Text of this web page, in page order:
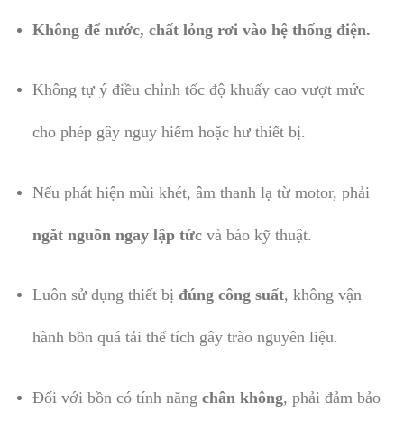
Không để nước, chất lỏng rơi vào hệ thống điện.
Không tự ý điều chỉnh tốc độ khuấy cao vượt mức
cho phép gây nguy hiểm hoặc hư thiết bị.
Nếu phát hiện mùi khét, âm thanh lạ từ motor, phải
ngắt nguồn ngay lập tứcvà báo kỹ thuật.
Luôn sử dụng thiết bị đúng công suất, không vận
hành bồn quá tải thể tích gây trào nguyên liệu.
Đối với bồn có tính năng chân không, phải đảm bảo